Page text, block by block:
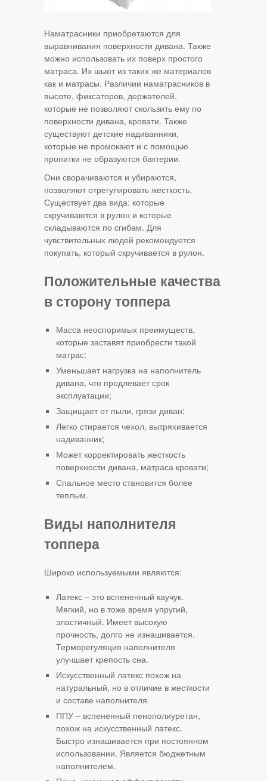
Наматрасники приобретаются для
выравнивания поверхности дивана. Также
можно использовать их поверх простого
матраса. Их шьют из таких же материалов
как и матрасы. Различии наматрасников в
высоте, фиксаторов, держателей,
которые не позволяют скользить ему по
поверхности дивана, кровати. Также
существуют детские надиванники,
которые не промокают и с помощью
пропитки не образуются бактерии.
Они сворачиваются и убираются,
позволяют отрегулировать жесткость.
Существует два вида: которые
скручиваются в рулон и которые
складываются по сгибам. Для
чувствительных людей рекомендуется
покупать, который скручивается в рулон.
Положительные качества
в сторону топпера
Масса неоспоримых преимуществ,
которые заставят приобрести такой
матрас:
Уменьшает нагрузка на наполнитель
дивана, что продлевает срок
эксплуатации;
Защищает от пыли, грязи диван;
Легко стирается чехол, вытряхивается
надиванник;
Может корректировать жесткость
поверхности дивана, матраса кровати;
Спальное место становится более
теплым.
Виды наполнителя
топпера
Широко используемыми являются:
Латекс – это вспененный каучук.
Мягкий, но в тоже время упругий,
эластичный. Имеет высокую
прочность, долго не изнашивается.
Терморегуляция наполнителя
улучшает крепость сна.
Искусственный латекс похож на
натуральный, но в отличие в жесткости
и составе наполнителя.
ППУ – вспененный пенополиуретан,
похож на искусственный латекс.
Быстро изнашивается при постоянном
использовании. Является бюджетным
наполнителем.